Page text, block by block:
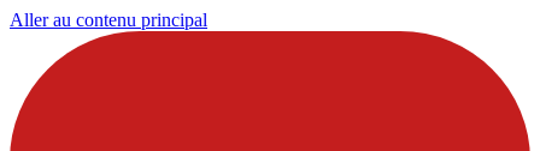
Aller au contenu principal